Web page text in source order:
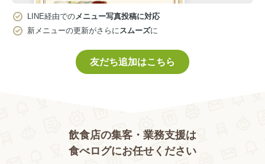
LINE経由でのメニュー写真投稿に対応
新メニューの更新がさらにスムーズに
友だち追加はこちら
飲食店の集客・業務支援は
食べログにお任せください